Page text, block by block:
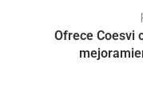
Ofrece Coesvi